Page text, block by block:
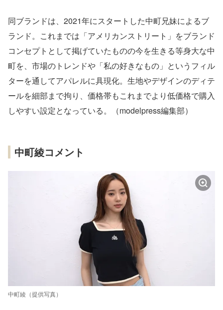
同ブランドは、2021年にスタートした中町兄妹によるブ
ランド。これまでは「アメリカンストリート」をブランド
コンセプトとして掲げていたものの今を生きる等身大な中
町を、市場のトレンドや「私の好きなもの」というフィル
ターを通してアパレルに具現化。生地やデザインのディテ
ールを細部まで拘り、価格帯もこれまでより低価格で購入
しやすい設定となっている。（modelpress編集部）
中町綾コメント
中町綾（提供写真）